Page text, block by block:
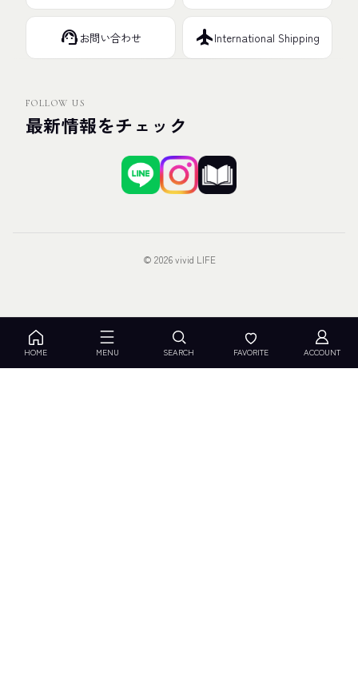
support_agent お問い合わせ flightInternational Shipping
FOLLOW US
最新情報をチェック
© 2026 vivid LIFE
HOME MENU SEARCH FAVORITE ACCOUNT